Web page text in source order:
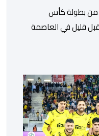
من بطولة كأس
قبل قليل في العاصمة
الرياضي على موعد مع
بين إيل كانيمي
[…]